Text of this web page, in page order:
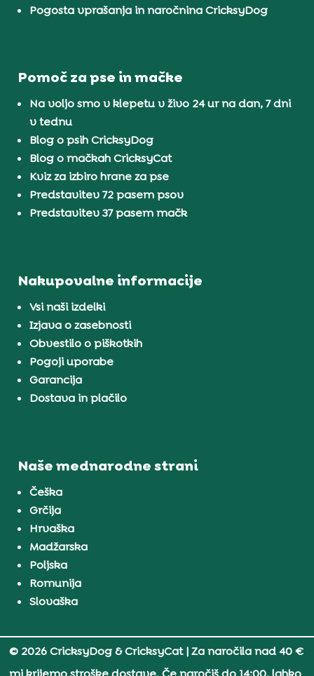
Pogosta vprašanja in naročnina CricksyDog
Pomoč za pse in mačke
Na voljo smo v klepetu v živo 24 ur na dan, 7 dni
v tednu
Blog o psih CricksyDog
Blog o mačkah CricksyCat
Kviz za izbiro hrane za pse
Predstavitev 72 pasem psov
Predstavitev 37 pasem mačk
Nakupovalne informacije
Vsi naši izdelki
Izjava o zasebnosti
Obvestilo o piškotkih
Pogoji uporabe
Garancija
Dostava in plačilo
Naše mednarodne strani
Češka
Grčija
Hrvaška
Madžarska
Poljska
Romunija
Slovaška
© 2026 CricksyDog & CricksyCat| Za naročila nad 40 €